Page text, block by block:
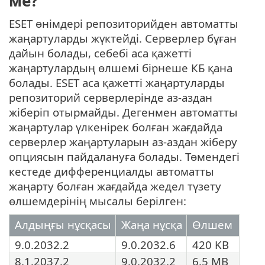
ESET өнімдері репозиторийден автоматты
жаңартуларды жүктейді. Серверлер бұған
дайын болады, себебі аса қажетті
жаңартулардың өлшемі бірнеше КБ қана
болады. ESET аса қажетті жаңартуларды
репозиторий серверлерінде аз-аздан
жіберіп отырмайды. Дегенмен автоматты
жаңартулар үлкенірек болған жағдайда
серверлер жаңартуларын аз-аздан жіберу
опциясын пайдалануға болады. Төмендегі
кестеде дифференциалды автоматты
жаңарту болған жағдайда жедел түзету
өлшемдерінің мысалы берілген:
Алдыңғы нұсқасы
Жаңа нұсқа
Өлшем
9.0.2032.2
9.0.2032.6
420 KB
8.1.2037.2
9.0.2032.2 6.5 MB